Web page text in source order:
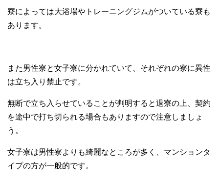
寮によっては大浴場やトレーニングジムがついている寮も
あります。
また男性寮と女子寮に分かれていて、それぞれの寮に異性
は立ち入り禁止です。
無断で立ち入らせていることが判明すると退寮の上、契約
を途中で打ち切られる場合もありますので注意しましょ
う。
女子寮は男性寮よりも綺麗なところが多く、マンションタ
イプの方が一般的です。